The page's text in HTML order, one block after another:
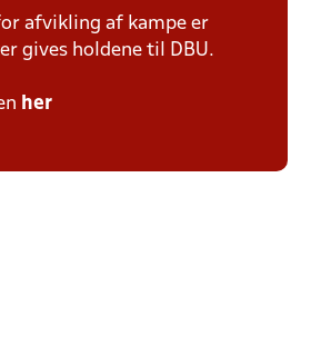
afvikling af kampe er
gives holdene til DBU.
her